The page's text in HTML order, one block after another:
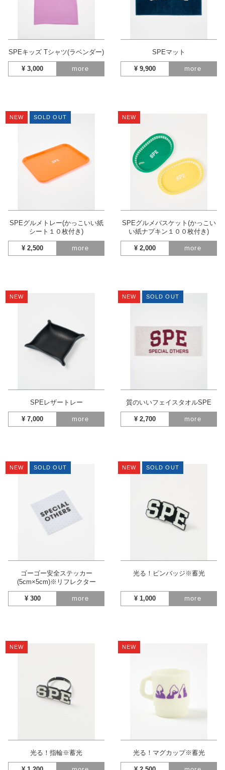
SPEキッズ Tシャツ(ラベンダー)
¥ 3,000 more
SPEマット
¥ 9,900 more
NEW SOLD OUT
SPEグルメトレー(かっこいい紙
シート１０枚付き)
¥ 2,500 more
NEW
SPEグルメバスケット(かっこい
い紙ナプキン１００枚付き)
¥ 2,000 more
NEW
SPEレザートレー
¥ 7,000 more
NEW SOLD OUT
質のいいフェイスタオルSPE
¥ 2,700 more
NEW SOLD OUT
ゴーゴー安全ステッカー
(5cm×5cm)※リフレクター
¥ 300 more
NEW SOLD OUT
光る！ピンバッジ※蓄光
¥ 1,000 more
NEW
光る！指輪※蓄光
NEW
光る！マグカップ※蓄光